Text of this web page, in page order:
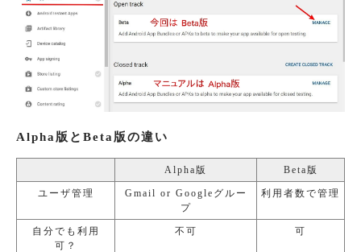
Alpha版とBeta版の違い
Alpha版 Beta版
ユーザ管理
Gmail or Googleグルー
プ
利用者数で管理
自分でも利用
可？
不可 可